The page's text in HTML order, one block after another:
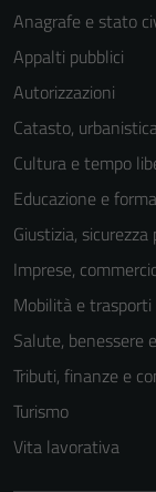
Anagrafe e stato
Appalti pubblici
Autorizzazioni
Catasto,
Cultura e tempo
Educazione e
Giustizia,
Imprese,
Mobilità e trasporti
Salute, benessere
Tributi, finanze e
Turismo
Vita lavorativa